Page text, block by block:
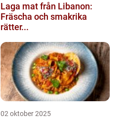
Laga mat från Libanon:
Fräscha och smakrika
rätter...
02 oktober 2025